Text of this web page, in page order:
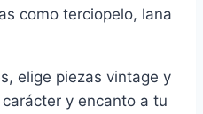
como terciopelo, lana
elige piezas vintage y
y encanto a tu